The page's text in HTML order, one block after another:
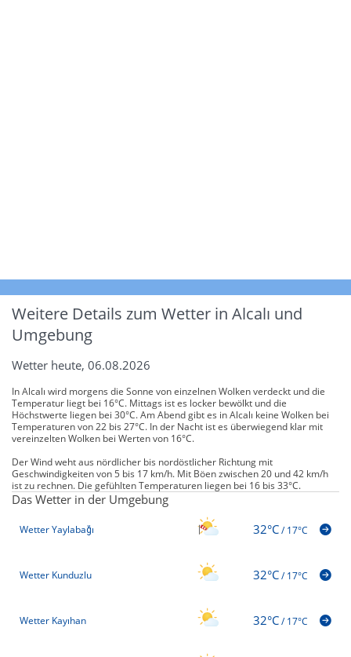
Weitere Details zum Wetter in Alcalı und
Umgebung
Wetter heute, 06.08.2026
In Alcalı wird morgens die Sonne von einzelnen Wolken verdeckt und die
Temperatur liegt bei 16°C. Mittags ist es locker bewölkt und die
Höchstwerte liegen bei 30°C. Am Abend gibt es in Alcalı keine Wolken bei
Temperaturen von 22 bis 27°C. In der Nacht ist es überwiegend klar mit
vereinzelten Wolken bei Werten von 16°C.
Der Wind weht aus nördlicher bis nordöstlicher Richtung mit
Geschwindigkeiten von 5 bis 17 km/h. Mit Böen zwischen 20 und 42 km/h
ist zu rechnen. Die gefühlten Temperaturen liegen bei 16 bis 33°C.
Das Wetter in der Umgebung
Wetter Yaylabağı 32°C/17°C
Wetter Kunduzlu 32°C/17°C
Wetter Kayıhan 32°C/17°C